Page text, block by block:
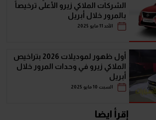
الشركات الملاكي زيرو الأعلى ترخيصاً
بالمرور خلال أبريل
الأحد 11 مايو 2025
أول ظهور لموديلات 2026 بتراخيص
الملاكي زيرو في وحدات المرور خلال
أبريل
السبت 10 مايو 2025
إقرأ ايضا